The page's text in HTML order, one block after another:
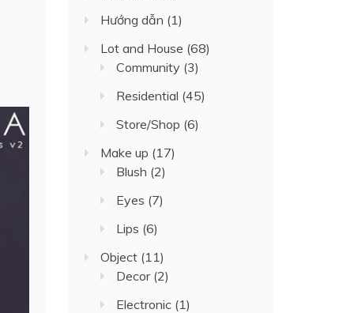
Hướng dẫn (1)
Lot and House (68)
Community (3)
Residential (45)
Store/Shop (6)
Make up (17)
Blush (2)
Eyes (7)
Lips (6)
Object (11)
Decor(2)
Electronic (1)